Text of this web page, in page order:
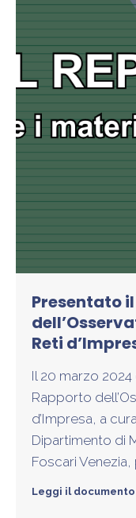
Presentato
Reti
Il 20 marzo
Rapporto
d’Impresa, a
Dipartimento di
Foscari Venezia,
Leggi il documento